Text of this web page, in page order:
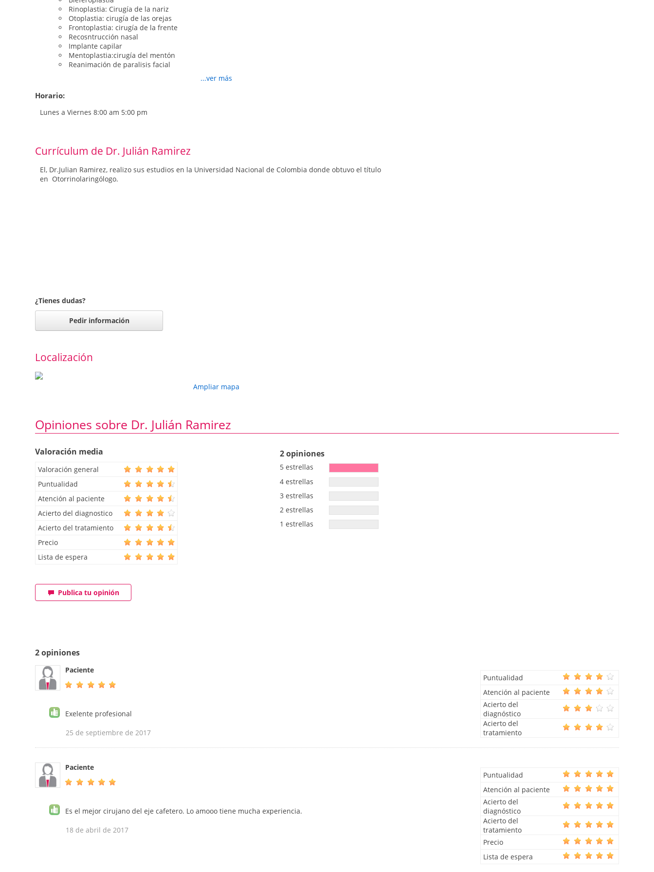
Rinoplastia: Cirugía de la nariz
Otoplastia: cirugía de las orejas
Frontoplastia: cirugía de la frente
Recosntrucción nasal
Implante capilar
Mentoplastia:cirugía del mentón
Reanimación de paralisis facial
Láser
...ver más
Horario:
Lunes a Viernes 8:00 am 5:00 pm
Currículum de Dr. Julián Ramirez
El, Dr.Julian Ramirez, realizo sus estudios en la Universidad Nacional de Colombia donde obtuvo el título
en Otorrinolaringólogo.
¿Tienes dudas?
Pedir información
Localización
Ampliar mapa
Opiniones sobre Dr. Julián Ramirez
Valoración media
Valoración general
Puntualidad
Atención al paciente
Acierto del diagnostico
Acierto del tratamiento
Precio
Lista de espera
2 opiniones
5 estrellas
4 estrellas
3 estrellas
2 estrellas
1 estrellas
Publica tu opinión
2 opiniones
Paciente
Exelente profesional
25 de septiembre de 2017
Puntualidad
Atención al paciente
Acierto del
diagnóstico
Acierto del
tratamiento
Paciente
Es el mejor cirujano del eje cafetero. Lo amooo tiene mucha experiencia.
18 de abril de 2017
Puntualidad
Atención al paciente
Acierto del
diagnóstico
Acierto del
tratamiento
Precio
Lista de espera